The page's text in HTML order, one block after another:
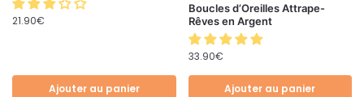
21.90€
Ajouter au panier
Boucles d’Oreilles Attrape-
Rêves en Argent
33.90€
Ajouter au panier